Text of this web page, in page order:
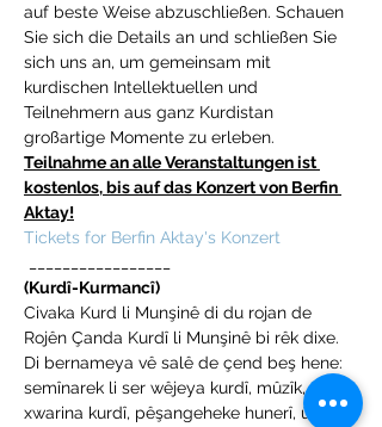
auf beste Weise abzuschließen. Schauen
Sie sich die Details an und schließen Sie
sich uns an, um gemeinsam mit
kurdischen Intellektuellen und
Teilnehmern aus ganz Kurdistan
großartige Momente zu erleben.
Teilnahme an alle Veranstaltungen ist
kostenlos, bis auf das Konzert von Berfin
Aktay!
Tickets for Berfin Aktay's Konzert
(Kurdî-Kurmancî)
Civaka Kurd li Munşinê di du rojan de
Rojên Çanda Kurdî li Munşinê bi rêk dixe.
Di bernameya vê salê de çend beş hene:
semînarek li ser wêjeya kurdî, mûzîk,
xwarina kurdî, pêşangeheke hunerî, û